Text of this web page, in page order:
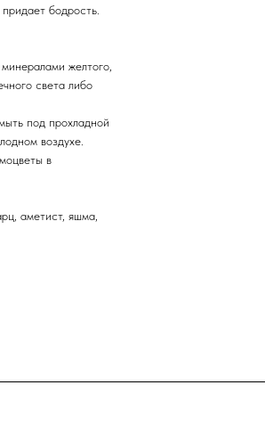
бодрость.
желтого,
света либо
под прохладной
воздухе.
в
аметист, яшма,